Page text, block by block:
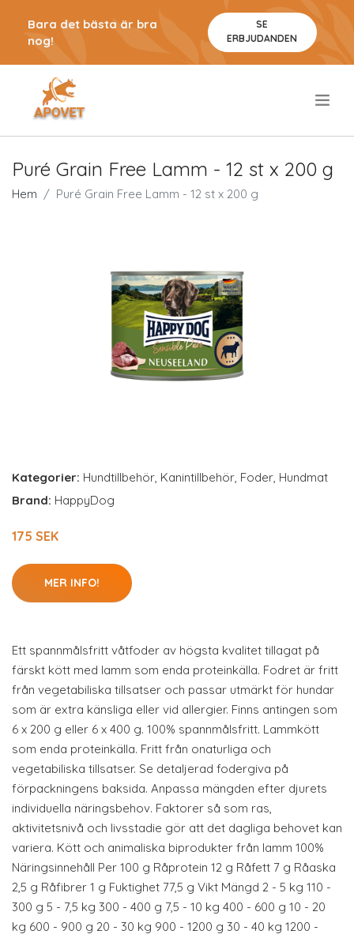
Bara det bästa är bra
nog!
SE
ERBJUDANDEN
Puré Grain Free Lamm - 12 st x 200 g
Hem Puré Grain Free Lamm - 12 st x 200 g
Kategorier: Hundtillbehör, Kanintillbehör, Foder, Hundmat
Brand: HappyDog
175 SEK
MER INFO!
Ett spannmålsfritt våtfoder av högsta kvalitet tillagat på
färskt kött med lamm som enda proteinkälla. Fodret är fritt
från vegetabiliska tillsatser och passar utmärkt för hundar
som är extra känsliga eller vid allergier. Finns antingen som
6 x 200 g eller 6 x 400 g. 100% spannmålsfritt. Lammkött
som enda proteinkälla. Fritt från onaturliga och
vegetabiliska tillsatser. Se detaljerad fodergiva på
förpackningens baksida. Anpassa mängden efter djurets
individuella näringsbehov. Faktorer så som ras,
aktivitetsnivå och livsstadie gör att det dagliga behovet kan
variera. Kött och animaliska biprodukter från lamm 100%
Näringsinnehåll Per 100 g Råprotein 12 g Råfett 7 g Råaska
2,5 g Råfibrer 1 g Fuktighet 77,5 g Vikt Mängd 2 - 5 kg 110 -
300 g 5 - 7,5 kg 300 - 400 g 7,5 - 10 kg 400 - 600 g 10 - 20
kg 600 - 900 g 20 - 30 kg 900 - 1200 g 30 - 40 kg 1200 -